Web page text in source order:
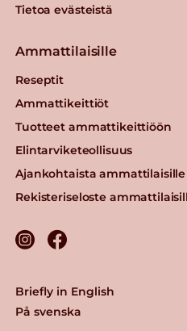
Tietoa evästeistä
Ammattilaisille
Reseptit
Ammattikeittiöt
Tuotteet ammattikeittiöön
Elintarviketeollisuus
Ajankohtaista ammattilaisille
Rekisteriseloste
Briefly in English
På svenska